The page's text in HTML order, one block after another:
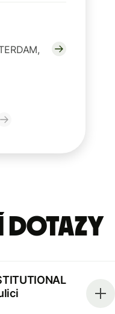
dotazy